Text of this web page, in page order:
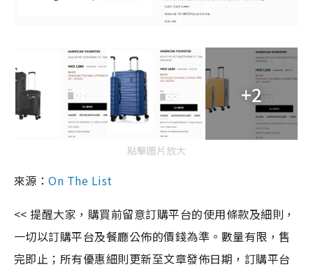
+2
點擊圖片放大
來源：On The List
<< 提醒大家，購買前留意訂購平台的使用條款及細則，
一切以訂購平台及餐廳公佈的價錢為準。數量有限，售
完即止；所有優惠細則更新至文章發佈日期，訂購平台